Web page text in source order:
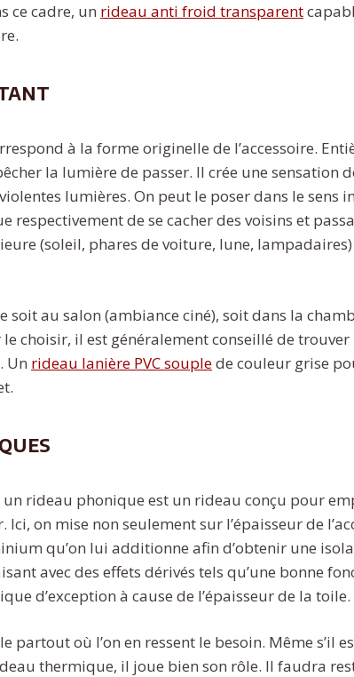
ce cadre, un rideau anti froid transparent
à la forme originelle de l’accessoire.
la lumière de passer. Il crée une sensation
lumières. On peut le poser dans le sens
respectivement de se cacher des voisins et
(soleil, phares de voiture, lune, lampadaires)
soit au salon (ambiance ciné), soit dans la
choisir, il est généralement conseillé de
Un rideau lanière PVC souplede couleur grise
un rideau phonique est un rideau conçu pour
Ici, on mise non seulement sur l’épaisseur de
qu’on lui additionne afin d’obtenir une
avec des effets dérivés tels qu’une bonne
d’exception à cause de l’épaisseur de la toile.
partout où l’on en ressent le besoin. Même s’il
thermique, il joue bien son rôle. Il faudra